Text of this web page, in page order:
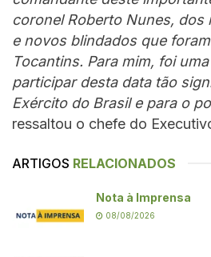
coronel Roberto Nunes, dos
e novos blindados que
Tocantins. Para mim, foi
participar desta data tão
Exército do Brasil e para o
ressaltou o chefe do
ARTIGOS RELACIONADOS
Nota à Imprensa
08/08/2026